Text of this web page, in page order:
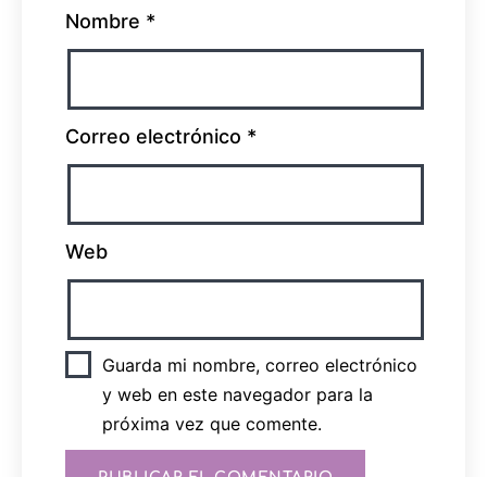
Nombre *
Correo electrónico *
Web
Guarda mi nombre, correo electrónico
y web en este navegador para la
próxima vez que comente.